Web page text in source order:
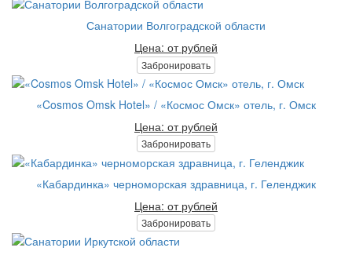
Санатории Волгоградской области
Цена: от рублей
Забронировать
«Cosmos Omsk Hotel» / «Космос Омск» отель, г. Омск
Цена: от рублей
Забронировать
«Кабардинка» черноморская здравница, г. Геленджик
Цена: от рублей
Забронировать